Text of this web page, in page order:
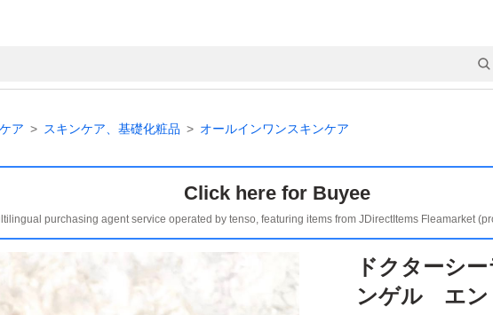
ア スキンケア、基礎化粧品 オールインワンスキンケア
Click here for Buyee
purchasing agent service operated by tenso, featuring items from JDirectItems Fleamarket
ドクターシ
ンゲル エン